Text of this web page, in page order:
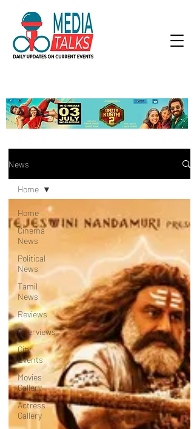
News
Home
Cinema
News
Political
News
Tamil
News
Reviews
Interviews
City
Events
Movies
Gallery
Actress
Gallery
Home